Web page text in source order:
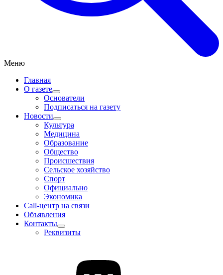
Меню
Главная
О газете
Основатели
Подписаться на газету
Новости
Культура
Медицина
Образование
Общество
Происшествия
Сельское хозяйство
Спорт
Официально
Экономика
Call-центр на связи
Объявления
Контакты
Реквизиты